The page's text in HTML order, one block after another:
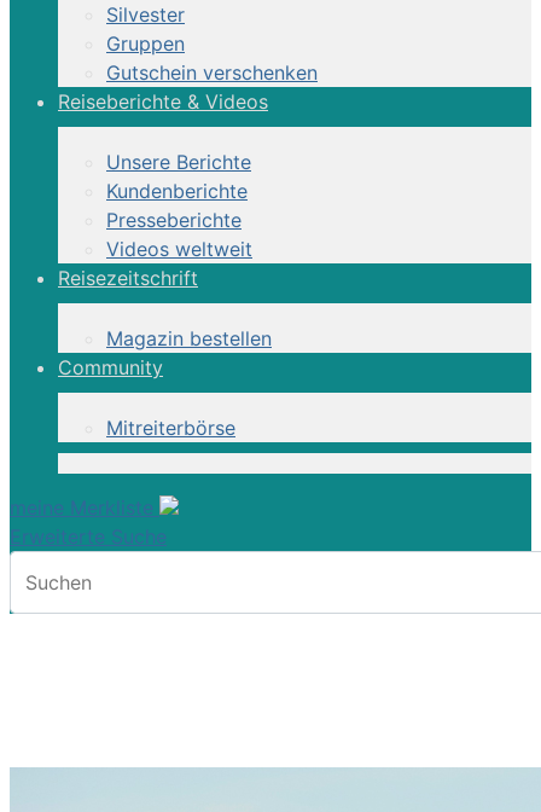
Silvester
Gruppen
Gutschein verschenken
Reiseberichte & Videos
Unsere Berichte
Kundenberichte
Presseberichte
Videos weltweit
Reisezeitschrift
Magazin bestellen
Community
Mitreiterbörse
meine Merkliste
Erweiterte Suche